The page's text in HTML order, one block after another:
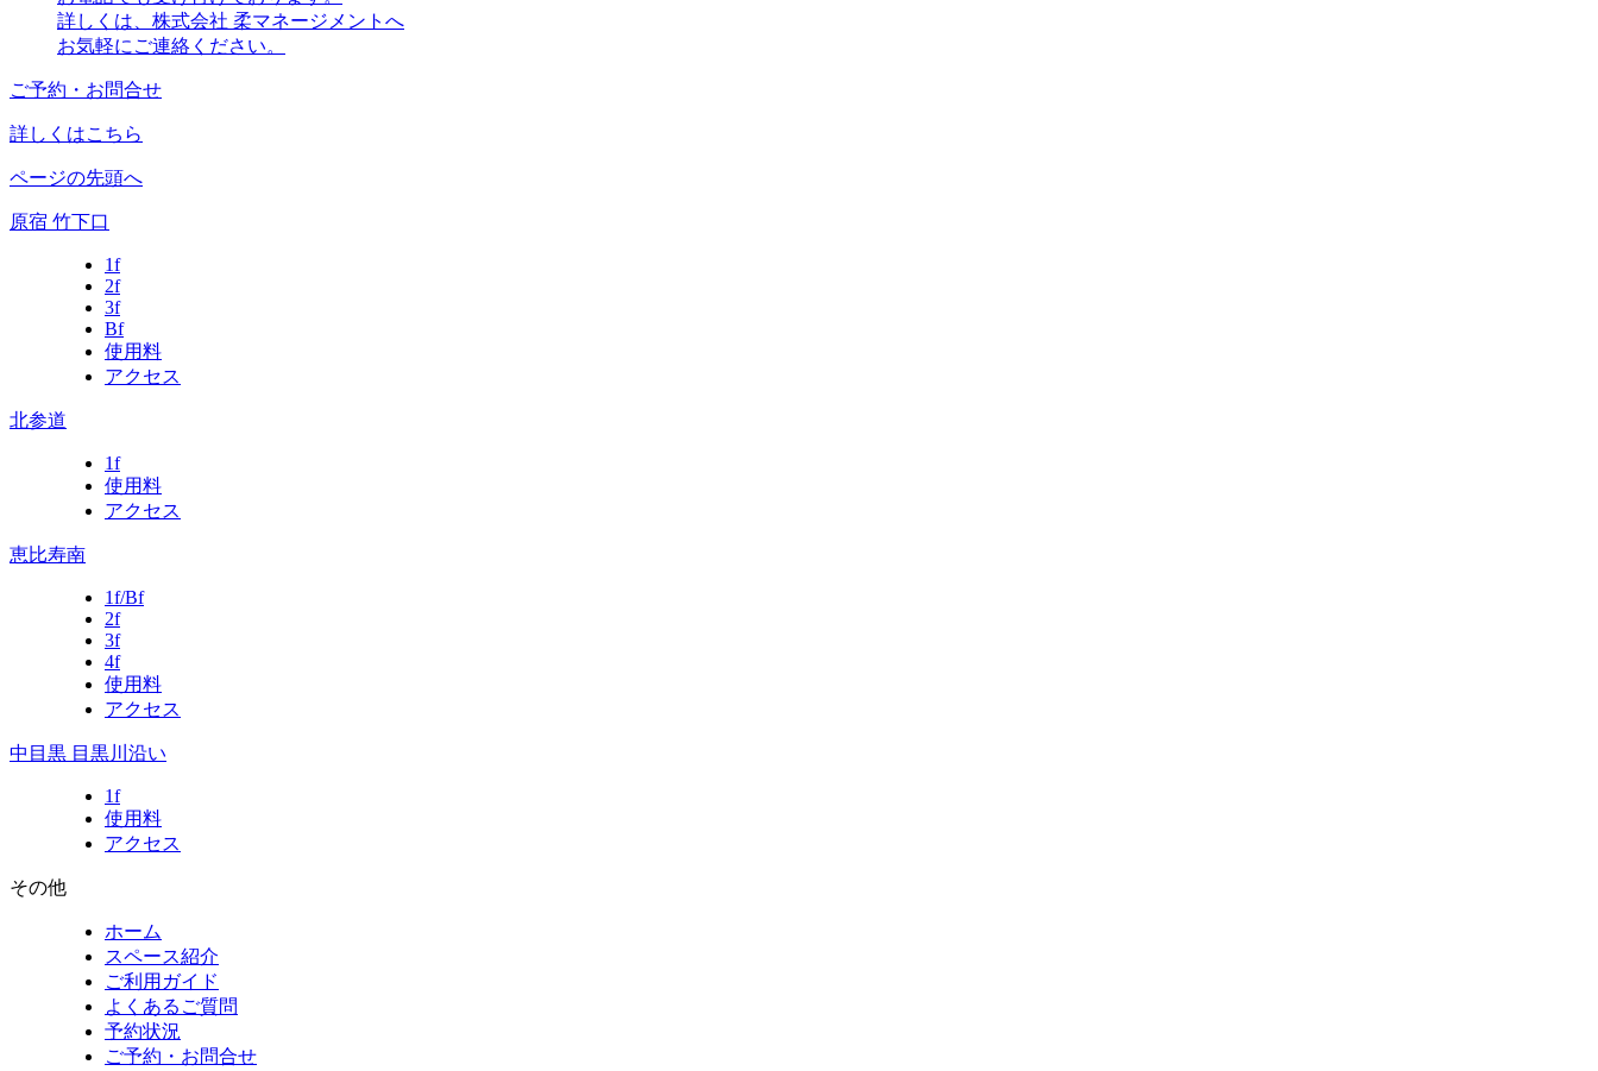
詳しくは、株式会社 柔マネージメントへ
お気軽にご連絡ください。
ご予約・お問合せ
詳しくはこちら
ページの先頭へ
原宿 竹下口
1f
2f
3f
Bf
使用料
アクセス
北参道
1f
使用料
アクセス
恵比寿南
1f/Bf
2f
3f
4f
使用料
アクセス
中目黒 目黒川沿い
1f
使用料
アクセス
その他
ホーム
スペース紹介
ご利用ガイド
よくあるご質問
予約状況
ご予約・お問合せ